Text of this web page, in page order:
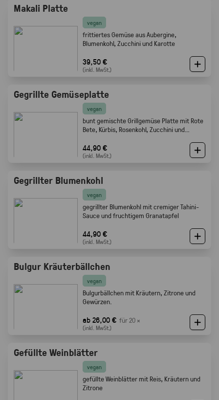
Makali Platte
vegan
frittiertes Gemüse aus Aubergine,
Blumenkohl, Zucchini und Karotte
39,50 €
(inkl. MwSt.)
Gegrillte Gemüseplatte
vegan
bunt gemischte Grillgemüse Platte mit Rote
Bete, Kürbis, Rosenkohl, Zucchini und
44,90 €
(inkl. MwSt.)
Gegrillter Blumenkohl
vegan
gegrillter Blumenkohl mit cremiger Tahini-
Sauce und fruchtigem Granatapfel
44,90 €
(inkl. MwSt.)
Bulgur Kräuterbällchen
vegan
Bulgurbällchen mit Kräutern, Zitrone und
Gewürzen.
ab 26,00 € für 20 ×
(inkl. MwSt.)
Gefüllte Weinblätter
vegan
gefüllte Weinblätter mit Reis, Kräutern und
Zitrone